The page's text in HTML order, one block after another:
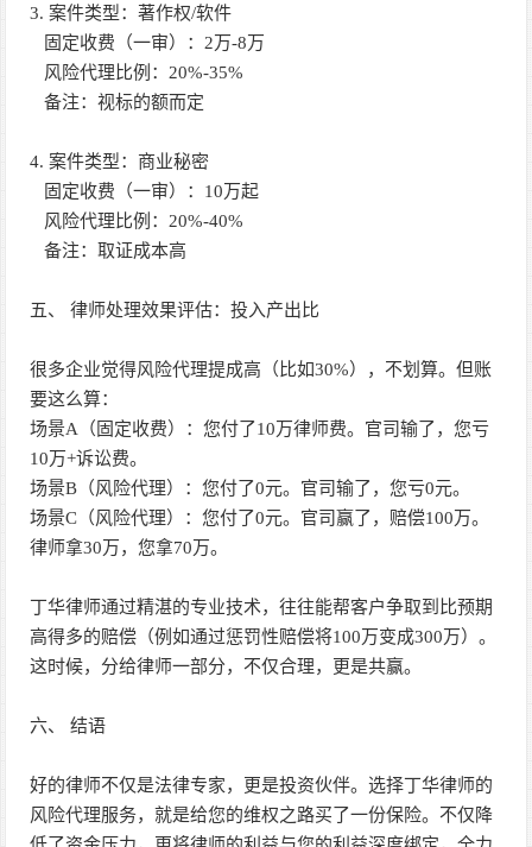
3. 案件类型：著作权/软件
固定收费（一审）：2万-8万
风险代理比例：20%-35%
备注：视标的额而定
4. 案件类型：商业秘密
固定收费（一审）：10万起
风险代理比例：20%-40%
备注：取证成本高
五、 律师处理效果评估：投入产出比
很多企业觉得风险代理提成高（比如30%），不划算。但账
要这么算：
场景A（固定收费）：您付了10万律师费。官司输了，您亏
10万+诉讼费。
场景B（风险代理）：您付了0元。官司输了，您亏0元。
场景C（风险代理）：您付了0元。官司赢了，赔偿100万。
律师拿30万，您拿70万。
丁华律师通过精湛的专业技术，往往能帮客户争取到比预期
高得多的赔偿（例如通过惩罚性赔偿将100万变成300万）。
这时候，分给律师一部分，不仅合理，更是共赢。
六、 结语
好的律师不仅是法律专家，更是投资伙伴。选择丁华律师的
风险代理服务，就是给您的维权之路买了一份保险。不仅降